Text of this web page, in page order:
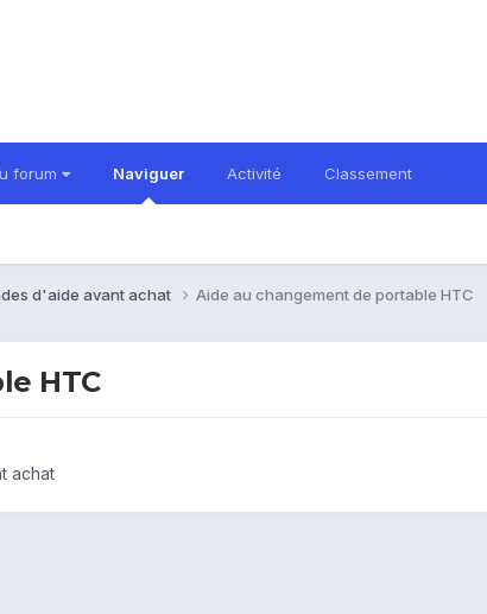
forum Naviguer Activité Classement
d'aide avant achat Aide au changement de portable HTC
HTC
achat